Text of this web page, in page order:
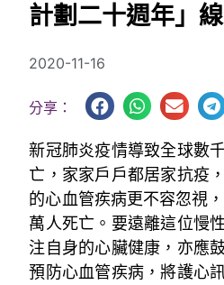
計劃二十週年」
2020-11-16
分享：
新冠肺炎疫情導致全球數
亡，家家戶戶都居家抗疫
的心血管疾病更不容忽視
萬人死亡。要遠離這位慢
注自身的心臟健康，亦應
預防心血管疾病，將護心